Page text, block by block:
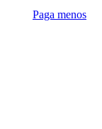
Paga menos